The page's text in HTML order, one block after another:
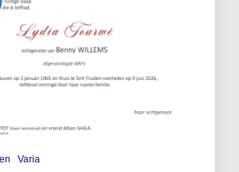
Varia